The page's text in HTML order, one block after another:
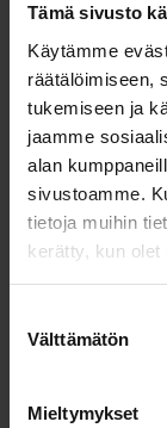
Tämä sivusto
Käytämme
räätälöimiseen,
tukemiseen ja
jaamme
alan
sivustoamme.
tietoja muihin
kerätty, kun olet
Välttämätön
Mieltymykset
Al­sa­cen
pa­ta